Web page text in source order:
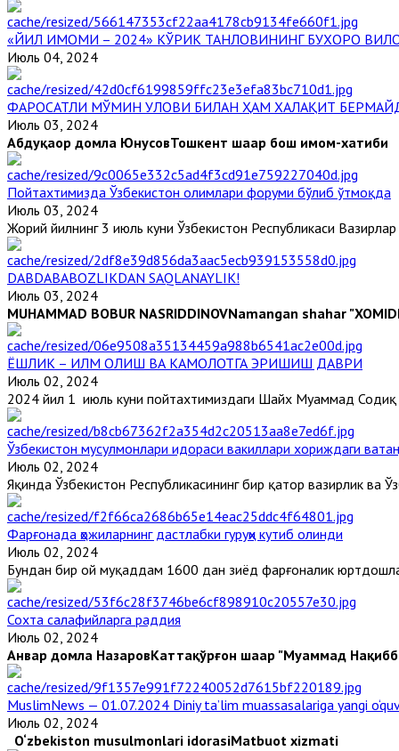
«ЙИЛ ИМОМИ – 2024» КЎРИК ТАНЛОВИНИНГ БУХОРО
Июль 04, 2024
ФАРОСАТЛИ МЎМИН УЛОВИ БИЛАН ҲАМ ХАЛАҚИТ
Июль 03, 2024
Абдуқаҳҳор домла ЮнусовТошкент шаҳар бош имом-хатиби
Пойтахтимизда Ўзбекистон олимлари форуми бўлиб ўтмоқда
Июль 03, 2024
Жорий йилнинг 3 июль куни Ўзбекистон Республикаси Вазирлар
DABDABABOZLIKDAN SAQLANAYLIK!
Июль 03, 2024
MUHAMMAD BOBUR NASRIDDINOVNamangan shahar
ЁШЛИК – ИЛМ ОЛИШ ВА КАМОЛОТГА ЭРИШИШ ДАВРИ
Июль 02, 2024
2024 йил 1 июль куни пойтахтимиздаги Шайх Муҳаммад Содиқ
Ўзбекистон мусулмонлари идораси вакиллари хориждаги
Июль 02, 2024
Яқинда Ўзбекистон Республикасининг бир қатор вазирлик ва
Фарғонада ҳожиларнинг дастлабки гуруҳи кутиб олинди
Июль 02, 2024
Бундан бир ой муқаддам 1600 дан зиёд фарғоналик
Сохта салафийларга раддия
Июль 02, 2024
Анвар домла НазаровКаттақўрғон шаҳар "Муҳаммад
MuslimNews — 01.07.2024 Diniy ta’lim muassasalariga yangi
Июль 02, 2024
O‘zbekiston musulmonlari idorasiMatbuot xizmati